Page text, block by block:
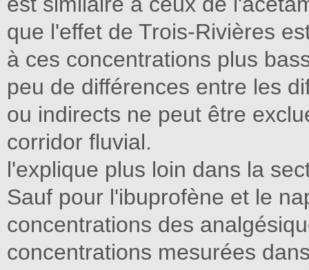
que l'effet de Trois-Rivières
à ces concentrations plus
peu de différences entre les
ou indirects ne peut être
corridor fluvial.
l'explique plus loin dans la
Sauf pour l'ibuprofène et le
concentrations des
concentrations mesurées